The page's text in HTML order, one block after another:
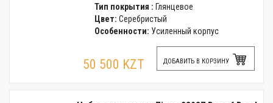
Тип покрытия : Глянцевое
Цвет: Серебристый
Особенности: Усиленный корпус
50 500 KZT ДОБАВИТЬ В КОРЗИНУ